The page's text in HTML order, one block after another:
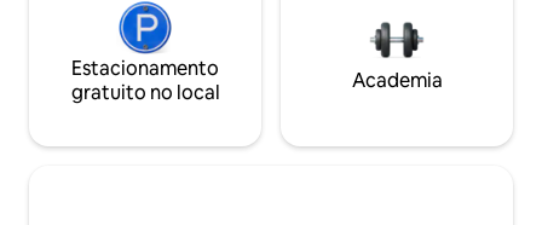
Estacionamento
gratuito no local
Academia